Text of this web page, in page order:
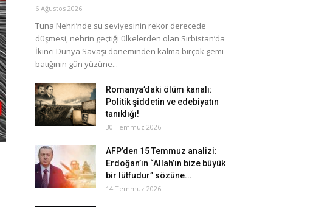
6 Ağustos 2026
Tuna Nehri’nde su seviyesinin rekor derecede
düşmesi, nehrin geçtiği ülkelerden olan Sırbistan’da
İkinci Dünya Savaşı döneminden kalma birçok gemi
batığının gün yüzüne...
Romanya’daki ölüm kanalı:
Politik şiddetin ve edebiyatın
tanıklığı!
30 Temmuz 2026
AFP’den 15 Temmuz analizi:
Erdoğan’ın “Allah’ın bize büyük
bir lütfudur” sözüne...
14 Temmuz 2026